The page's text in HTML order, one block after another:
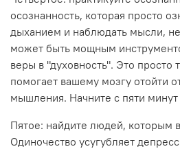
осознанность, которая просто
дыханием и наблюдать мысли,
может быть мощным
веры в "духовность". Это просто
помогает вашему мозгу отойти
мышления. Начните с пяти минут
Пятое: найдите людей, которым
Одиночество усугубляет